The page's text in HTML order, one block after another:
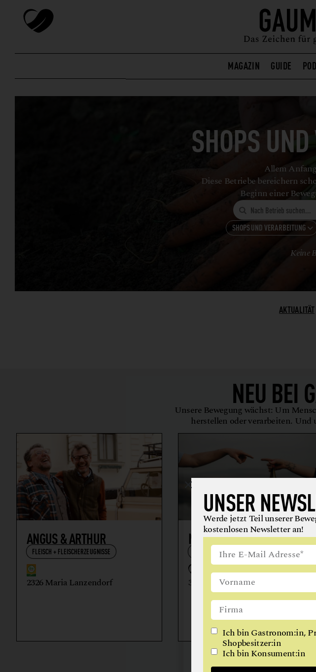
MAGAZIN GUIDE
SHOPS
Allem
Diese Betriebe bereichern
Beginn einer

SHOPS UND VERARBEITUNG 
SHOPS
BIO-
FLEISCH +
MILCH +
Keine
AKTUALITÄT
NEU BEI
Unsere Bewegung wächst: Um
herstellen oder verarbeiten. Und
ANGUS & ARTHUR
FLEISCH + FLEISCHERZEUGNISSE
2326 Maria Lanzendorf
NIKOLAIHOF
3512 Mautern an der Donau
UNSER
Werde jetzt Teil unserer
kostenlosen Newsletter an!
Ich bin Gastronom:in,
Shopbesitzer:in
Ich bin Konsument:in